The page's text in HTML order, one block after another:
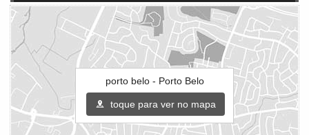
porto belo - Porto Belo
toque para ver no mapa